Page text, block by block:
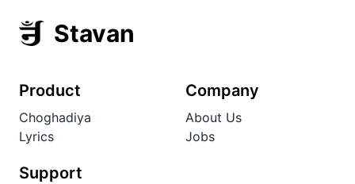
Stavan
Product
Choghadiya
Lyrics
Company
About Us
Jobs
Support